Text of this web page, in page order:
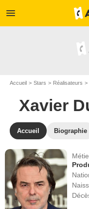
menu
Accueil Stars Réalisateurs
Xavier
Accueil Biographie